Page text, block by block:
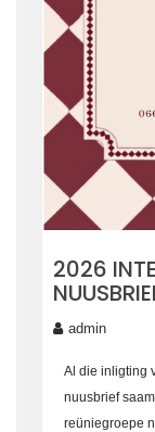
2026
admin
Al die inligting
nuusbrief
reüniegroepe